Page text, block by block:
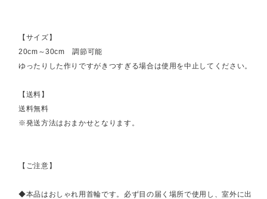
【サイズ】
20cm～30cm 調節可能
ゆったりした作りですがきつすぎる場合は使用を中止してください。
【送料】
送料無料
※発送方法はおまかせとなります。
【ご注意】
◆本品はおしゃれ用首輪です。必ず目の届く場所で使用し、室外に出